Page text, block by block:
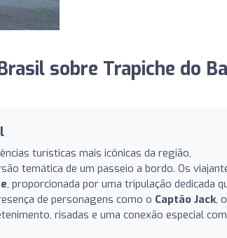
sobre Trapiche do
turísticas mais icônicas da região,
temática de um passeio a bordo. Os
, proporcionada por uma tripulação dedicada
de personagens como o Captão Jack, o
risadas e uma conexão especial